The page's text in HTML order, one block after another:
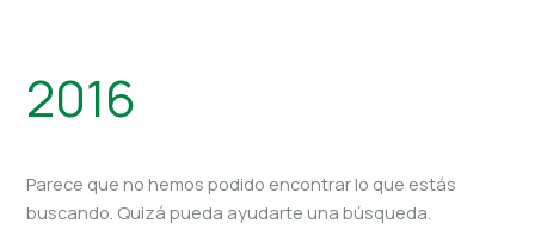
2016
Parece que no hemos podido encontrar lo que estás
buscando. Quizá pueda ayudarte una búsqueda.